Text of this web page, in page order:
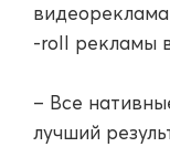
-roll рекламы
– Все
лучший